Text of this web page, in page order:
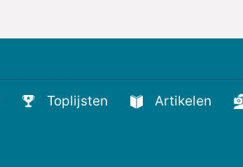
Toplijsten Artikelen